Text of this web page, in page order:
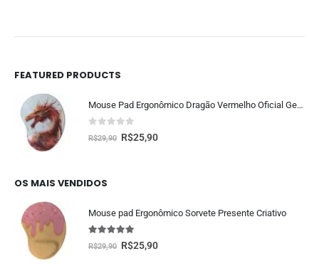
FEATURED PRODUCTS
Mouse Pad Ergonômico Dragão Vermelho Oficial Geek Vip
fora de 5
R$29,90 R$25,90
OS MAIS VENDIDOS
Mouse pad Ergonômico Sorvete Presente Criativo
5.00 fora de 5
R$29,90 R$25,90